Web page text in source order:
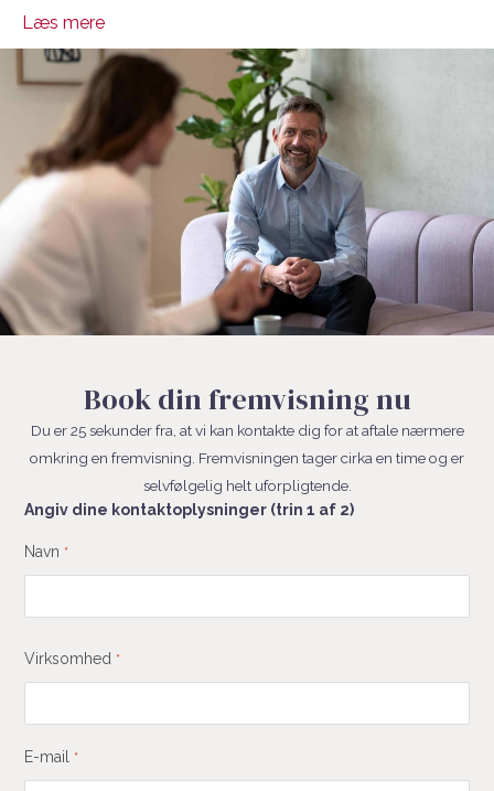
Læs mere
Book din fremvisning nu
Du er 25 sekunder fra, at vi kan kontakte dig for at aftale nærmere
omkring en fremvisning. Fremvisningen tager cirka en time og er
selvfølgelig helt uforpligtende.
Angiv dine kontaktoplysninger (trin 1 af 2)
Navn *
Fornavn
Virksomhed *
E-mail *